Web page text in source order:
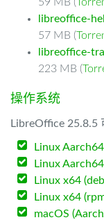
libreoffice-
57 MB (
libreoffice-
223 MB (
操作系统
LibreOffice 25.8.5
Linux
Linux
Linux x64
Linux x64
macOS